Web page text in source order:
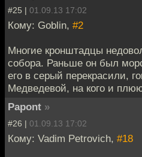
#25 | 01.09.13 17:02
Кому: Goblin, #2
Многие кронштадцы
собора. Раньше он был
его в серый перекрасили,
Медведевой, на кого и
Papont »
#26 | 01.09.13 17:02
Кому: Vadim Petrovich, #18